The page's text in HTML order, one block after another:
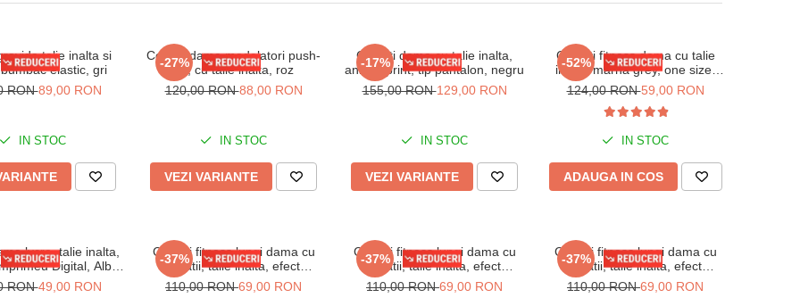
talie inalta si
elastic, gri
RON89,00 RON
IN STOC
-27%
Colanti dama modelatori push-
up, cu talie inalta, roz
120,00 RON88,00 RON
IN STOC
VEZI VARIANTE
-17%
Colanti dama cu talie inalta,
animal print, tip pantalon, negru
155,00 RON129,00 RON
IN STOC
VEZI VARIANTE
-52%
Colanti fitness dama cu talie
inalta, marna grey, one size,
S/M
124,00 RON59,00 RON
IN STOC
ADAUGA IN COS
lycra, talie inalta,
Digital, Alb-
Negru
RON49,00 RON
-37%
Colanti fitness lungi dama cu
striatii, talie inalta, efect
modelator, Mov
110,00 RON69,00 RON
-37%
Colanti fitness lungi dama cu
striatii, talie inalta, efect
modelator, Albastru deschis
110,00 RON69,00 RON
-37%
Colanti fitness lungi dama cu
striatii, talie inalta, efect
modelator, Verde marin
110,00 RON69,00 RON